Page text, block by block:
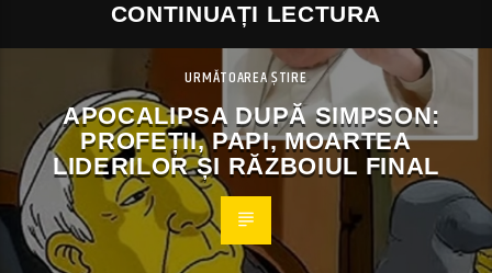
CONTINUAȚI LECTURA
URMĂTOAREA ȘTIRE
APOCALIPSA DUPĂ SIMPSON:
PROFEȚII, PAPI, MOARTEA
LIDERILOR ȘI RĂZBOIUL FINAL